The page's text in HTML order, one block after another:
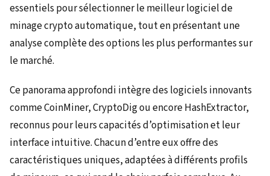
essentiels pour sélectionner le meilleur logiciel de
minage crypto automatique, tout en présentant une
analyse complète des options les plus performantes sur
le marché.
Ce panorama approfondi intègre des logiciels innovants
comme CoinMiner, CryptoDig ou encore HashExtractor,
reconnus pour leurs capacités d’optimisation et leur
interface intuitive. Chacun d’entre eux offre des
caractéristiques uniques, adaptées à différents profils